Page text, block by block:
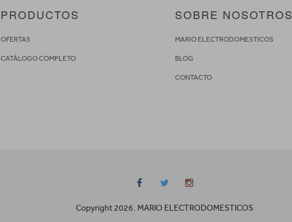
PRODUCTOS
OFERTAS
CATÁLOGO COMPLETO
SOBRE NOSOTROS
MARIO ELECTRODOMESTICOS
BLOG
CONTACTO
Copyright 2026. MARIO ELECTRODOMESTICOS